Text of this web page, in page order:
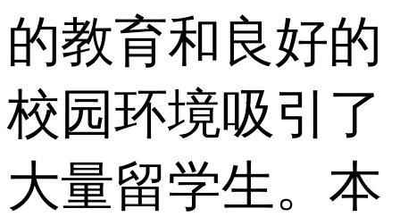
的教育和良好的
校园环境吸引了
大量留学生。本